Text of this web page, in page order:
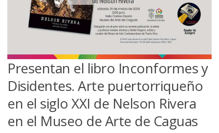
Presentan el libro Inconformes y
Disidentes. Arte puertorriqueño
en el siglo XXI de Nelson Rivera
en el Museo de Arte de Caguas